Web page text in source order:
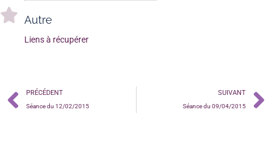
Autre
Liens à récupérer
PRÉCÉDENT
Séance du 12/02/2015
SUIVANT
Séance du 09/04/2015